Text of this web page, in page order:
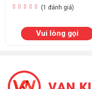
(1 đánh giá)
Vui lòng gọi